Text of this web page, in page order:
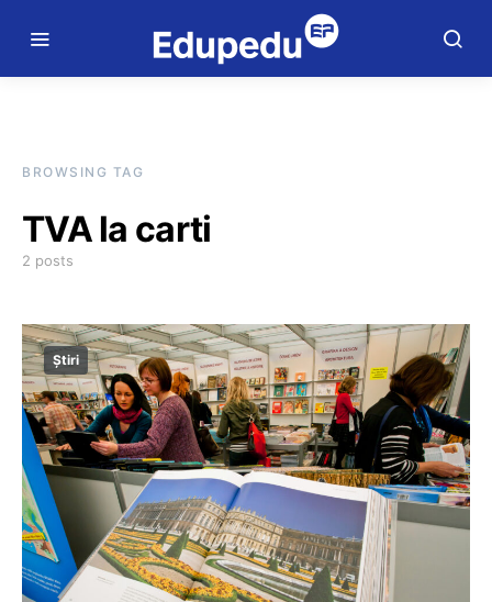
BROWSING TAG
TVA la carti
2 posts
Știri